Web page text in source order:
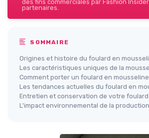
des fins commerciales par Fashion
partenaires.
SOMMAIRE
Origines et histoire du foulard en
Les caractéristiques uniques de la
Comment porter un foulard en
Les tendances actuelles du foulard en
Entretien et conservation de votre
L'impact environnemental de la